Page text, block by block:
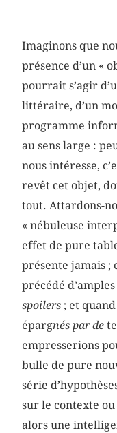
Imaginons que
présence d’un «
pourrait s’agir
littéraire, d’un
programme
au sens large :
nous intéresse,
revêt cet objet,
tout. Attardons-
« nébuleuse
effet de pure
présente jamais ;
précédé
spoilers ; et
épargnés par de
empresserions
bulle de pure
série
sur le contexte
alors une